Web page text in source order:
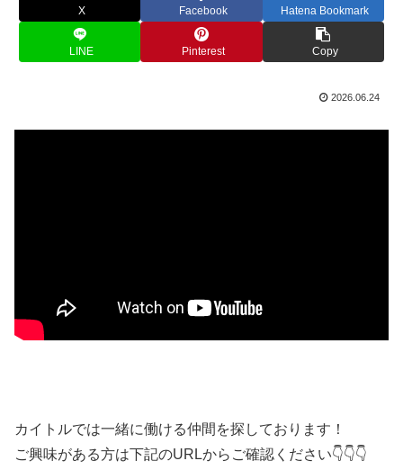
X Facebook Hatena Bookmark
LINE Pinterest Copy
2026.06.24
カイトルでは一緒に働ける仲間を探しております！
ご興味がある方は下記のURLからご確認ください👇👇👇